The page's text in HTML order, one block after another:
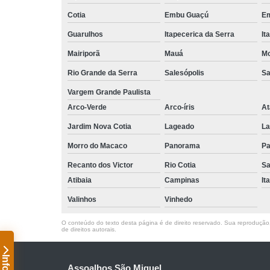
Cotia Embu Guaçú
Guarulhos Itapecerica da Serra
Mairiporã Mauá
Rio Grande da Serra Salesópolis
Vargem Grande Paulista
Arco-Verde
Arco-íris
Jardim Nova Cotia Lageado
Morro do Macaco Panorama
Recanto dos Victor Rio Cotia
Atibaia
Campinas
Valinhos Vinhedo
O conteúdo do texto desta página é de direito reservado. Sua
de direitos autorais
Assoalhos São Miguel